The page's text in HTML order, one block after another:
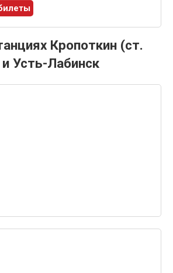
Кропоткин (ст.
Усть-Лабинск